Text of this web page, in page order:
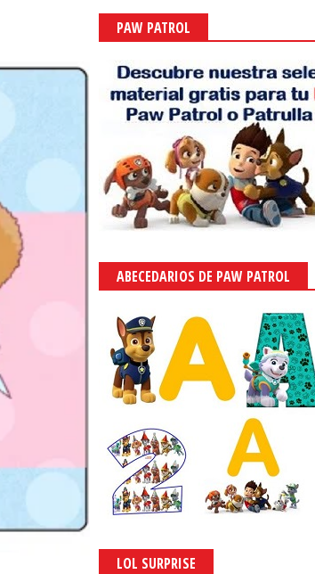
PAW PATROL
ABECEDARIOS DE PAW PATROL
LOL SURPRISE